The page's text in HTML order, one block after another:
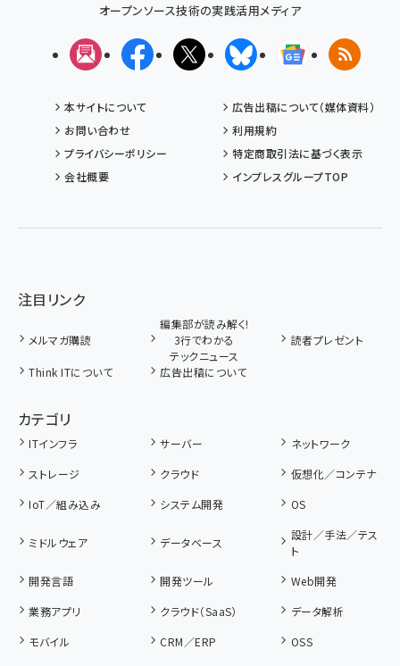
オープンソース技術の実践活用メディア
メルマガFacebookX(エックス)BlueskyGoogleニュ
RSS
本サイトについて
広告出稿について（媒体資料）
お問い合わせ
利用規約
プライバシーポリシー
特定商取引法に基づく表示
会社概要
インプレスグループTOP
注目リンク
メルマガ購読
編集部が読み解く!
3行でわかる
テックニュース
読者プレゼント
Think ITについて 広告出稿について
カテゴリ
ITインフラ サーバー
ネットワーク
ストレージ
クラウド
仮想化／コンテナ
IoT／組み込み
システム開発 OS
ミドルウェア データベース
設計／手法／テス
ト
開発言語
開発ツール
Web開発
業務アプリ
クラウド（SaaS）
データ解析
モバイル
CRM／ERP
OSS